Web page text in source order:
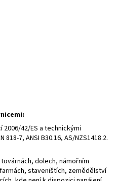
2006/42/ES a technickými
818-7, ANSI B30.16, AS/NZS1418.2.
dolech, námořním
staveništích, zemědělství